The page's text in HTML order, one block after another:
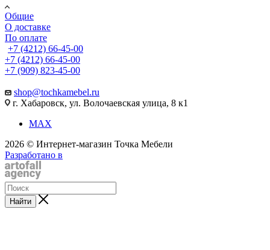
Общие
О доставке
По оплате
+7 (4212) 66-45-00
+7 (4212) 66-45-00
+7 (909) 823-45-00
shop@tochkamebel.ru
г. Хабаровск, ул. Волочаевская улица, 8 к1
MAX
2026 © Интернет-магазин Точка Мебели
Разработано в
Найти